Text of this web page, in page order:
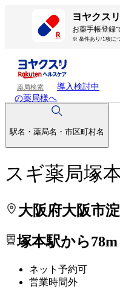
ヨヤクス
お薬手帳登録
※ 条件あり/1枚に
薬局検索
導入検討中
の薬局様へ
駅名・薬局名・市区町村名
スギ薬局塚
大阪府大阪市
塚本駅から78m
ネット予約可
営業時間外
処方せんを送って待ち時間
処方せんを送って待ち時間